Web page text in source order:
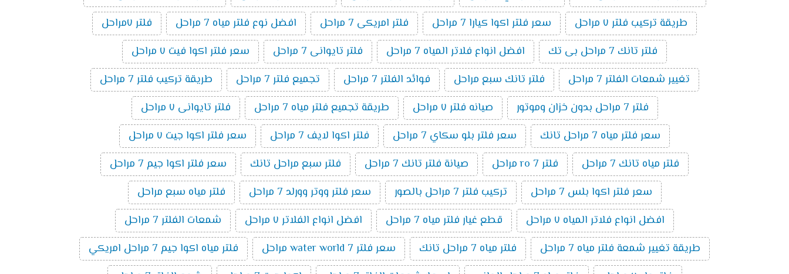
طريقة تركيب فلتر ٧ مراحل
سعر فلتر اكوا كيارا 7 مراحل فلتر امريكى 7 مراحل افضل نوع فلتر مياه 7 مراحل
فلتر ٧مراحل
فلتر تانك 7 مراحل بى تك
افضل انواع فلاتر المياه 7 مراحل فلتر تايوانى 7 مراحل
سعر فلتر اكوا فيت ٧ مراحل
تغيير شمعات الفلتر 7 مراحل
فلتر تانك سبع مراحل فوائد الفلتر 7 مراحل تجميع فلتر 7 مراحل
طريقة تركيب فلتر 7 مراحل
فلتر 7 مراحل بدون خزان وموتور
صيانه فلتر ٧ مراحل طريقة تجميع فلتر مياه 7 مراحل
فلتر تايوانى ٧ مراحل
سعر فلتر مياه 7 مراحل تانك
سعر فلتر بلو سكاي 7 مراحل فلتر اكوا لايف 7 مراحل
سعر فلتر اكوا جيت ٧ مراحل
فلتر مياه تانك 7 مراحل
فلتر ro 7 مراحل صيانة فلتر تانك 7 مراحل فلتر سبع مراحل تانك
سعر فلتر اكوا جيم 7 مراحل
سعر فلتر اكوا بلس 7 مراحل
تركيب فلتر 7 مراحل بالصور سعر فلتر ووتر وورلد 7 مراحل
فلتر مياه سبع مراحل
افضل انواع فلاتر المياه ٧ مراحل
قطع غيار فلتر مياه 7 مراحل افضل انواع الفلاتر ٧ مراحل
شمعات الفلتر 7 مراحل
طريقة تغيير شمعة فلتر مياه 7 مراحل
فلتر مياه 7 مراحل تانك سعر فلتر water world 7 مراحل
فلتر مياه اكوا جيم 7 مراحل امريكي